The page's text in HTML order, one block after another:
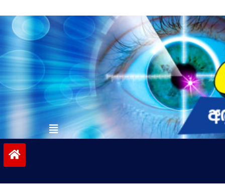
to
contentvinivida.lk